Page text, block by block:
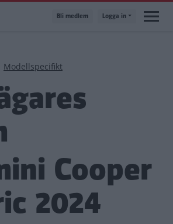
Bli medlem Logga in
Modellspecifikt
Cooper
2024